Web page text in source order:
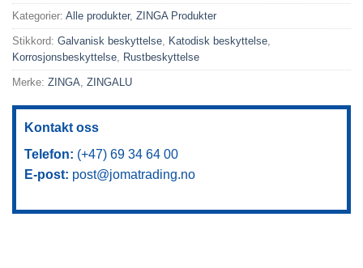
Kategorier: Alle produkter, ZINGA Produkter
Stikkord: Galvanisk beskyttelse, Katodisk beskyttelse,
Korrosjonsbeskyttelse, Rustbeskyttelse
Merke: ZINGA, ZINGALU
Kontakt oss
Telefon: (+47) 69 34 64 00
E-post: post@jomatrading.no